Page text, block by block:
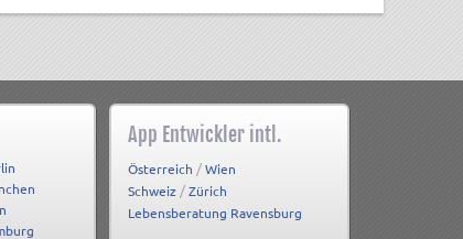
App Entwickler intl.
Österreich /Wien
Schweiz /Zürich
Lebensberatung Ravensburg